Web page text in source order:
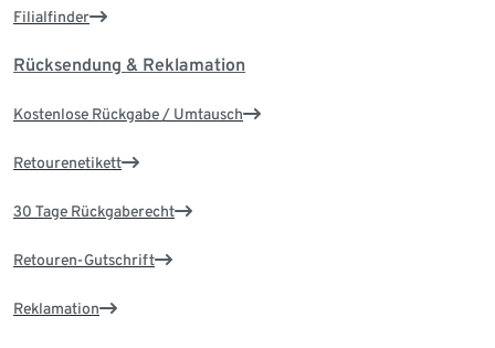
Filialfinder
Rücksendung & Reklamation
Kostenlose Rückgabe / Umtausch
Retourenetikett
30 Tage Rückgaberecht
Retouren-Gutschrift
Reklamation